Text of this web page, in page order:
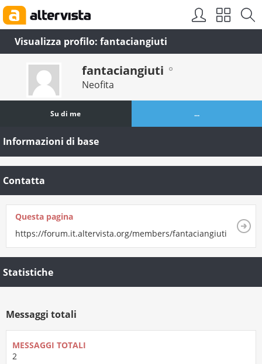
Visualizza profilo: fantaciangiuti
fantaciangiuti
Neofita
Su di me ...
Informazioni di base
Contatta
Questa pagina
https://forum.it.altervista.org/members/fantaciangiuti.html
Statistiche
Messaggi totali
MESSAGGI TOTALI
2